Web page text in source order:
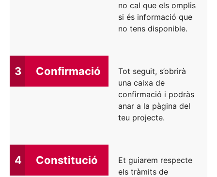
no cal que els omplis
si és informació que
no tens disponible.
3 Confirmació
Tot seguit, s’obrirà
una caixa de
confirmació i podràs
anar a la pàgina del
teu projecte.
4 Constitució
Et guiarem respecte
els tràmits de